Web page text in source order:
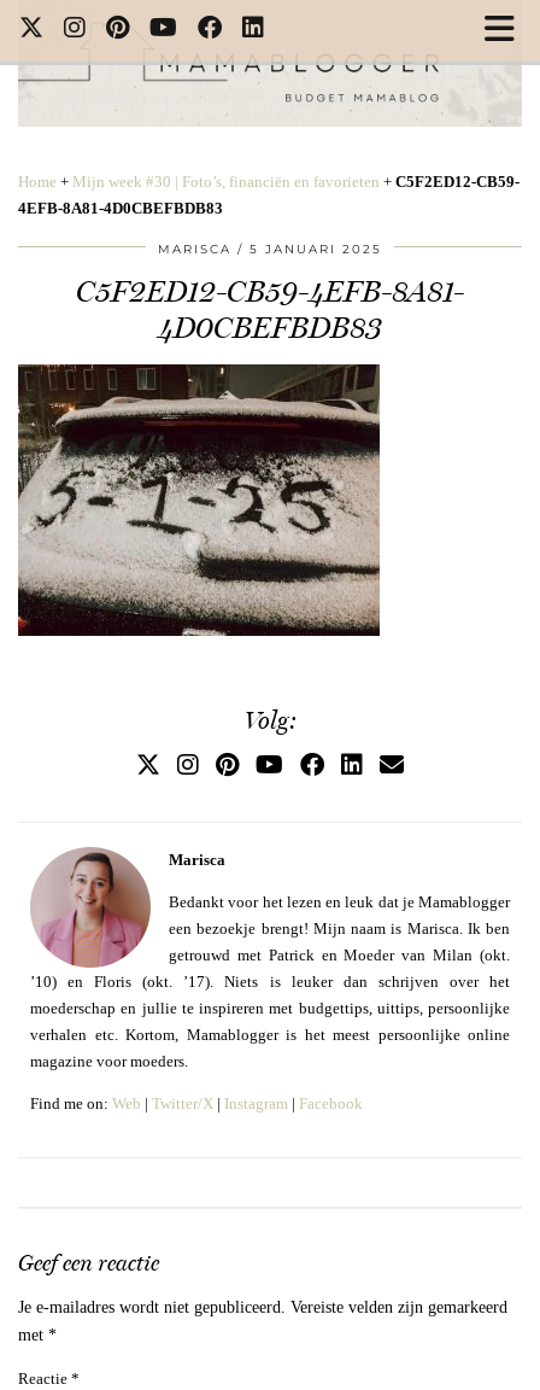
Home + Mijn week #30 | Foto’s, financiën en favorieten + C5F2ED12-CB59-
4EFB-8A81-4D0CBEFBDB83
MARISCA 5 JANUARI 2025
C5F2ED12-CB59-4EFB-8A81-
4D0CBEFBDB83
Volg:
Marisca
Bedankt voor het lezen en leuk dat je Mamablogger
een bezoekje brengt! Mijn naam is Marisca. Ik ben
getrouwd met Patrick en Moeder van Milan (okt.
’10) en Floris (okt. ’17). Niets is leuker dan schrijven over het
moederschap en jullie te inspireren met budgettips, uittips, persoonlijke
verhalen etc. Kortom, Mamablogger is het meest persoonlijke online
magazine voor moeders.
Find me on: Web | Twitter/X | Instagram | Facebook
Geef een reactie
Je e-mailadres wordt niet gepubliceerd. Vereiste velden zijn gemarkeerd
met *
Reactie *